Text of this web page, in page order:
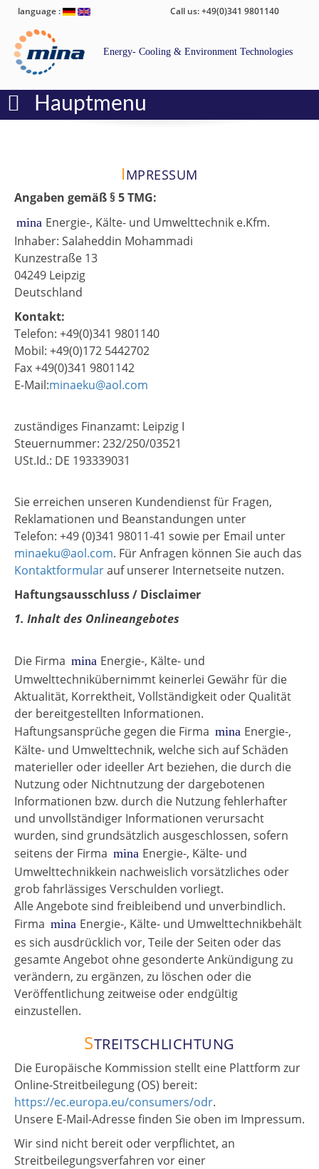
language : Call us: +49(0)341 9801140
Energy- Cooling & Environment Technologies
Hauptmenu
IMPRESSUM
Angaben gemäß § 5 TMG:
mina Energie-, Kälte- und Umwelttechnik e.Kfm.
Inhaber: Salaheddin Mohammadi
Kunzestraße 13
04249 Leipzig
Deutschland
Kontakt:
Telefon: +49(0)341 9801140
Mobil: +49(0)172 5442702
Fax +49(0)341 9801142
E-Mail:minaeku@aol.com
zuständiges Finanzamt: Leipzig I
Steuernummer: 232/250/03521
USt.Id.: DE 193339031
Sie erreichen unseren Kundendienst für Fragen,
Reklamationen und Beanstandungen unter
Telefon: +49 (0)341 98011-41 sowie per Email unter
minaeku@aol.com. Für Anfragen können Sie auch das
Kontaktformularauf unserer Internetseite nutzen.
Haftungsausschluss / Disclaimer
1. Inhalt des Onlineangebotes
Die Firma mina Energie-, Kälte- und
Umwelttechnikübernimmt keinerlei Gewähr für die
Aktualität, Korrektheit, Vollständigkeit oder Qualität
der bereitgestellten Informationen.
Haftungsansprüche gegen die Firma mina Energie-,
Kälte- und Umwelttechnik, welche sich auf Schäden
materieller oder ideeller Art beziehen, die durch die
Nutzung oder Nichtnutzung der dargebotenen
Informationen bzw. durch die Nutzung fehlerhafter
und unvollständiger Informationen verursacht
wurden, sind grundsätzlich ausgeschlossen, sofern
seitens der Firma mina Energie-, Kälte- und
Umwelttechnikkein nachweislich vorsätzliches oder
grob fahrlässiges Verschulden vorliegt.
Alle Angebote sind freibleibend und unverbindlich.
Firma mina Energie-, Kälte- und Umwelttechnikbehält
es sich ausdrücklich vor, Teile der Seiten oder das
gesamte Angebot ohne gesonderte Ankündigung zu
verändern, zu ergänzen, zu löschen oder die
Veröffentlichung zeitweise oder endgültig
einzustellen.
STREITSCHLICHTUNG
Die Europäische Kommission stellt eine Plattform zur
Online-Streitbeilegung (OS) bereit:
https://ec.europa.eu/consumers/odr.
Unsere E-Mail-Adresse finden Sie oben im Impressum.
Wir sind nicht bereit oder verpflichtet, an
Streitbeilegungsverfahren vor einer